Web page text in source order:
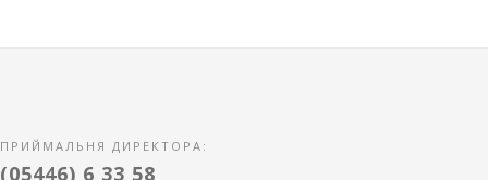
ПРИЙМАЛЬНЯ ДИРЕКТОРА:
(05446) 6 33 58